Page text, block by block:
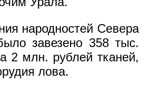
народностей Севера
завезено 358 тыс.
2 млн. рублей тканей,
лова.